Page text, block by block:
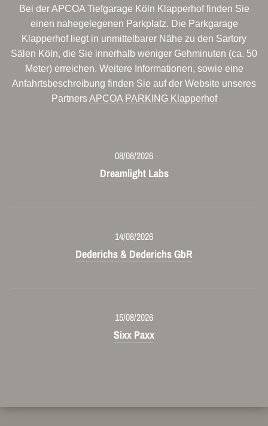
Bei der APCOA Tiefgarage Köln Klapperhof finden Sie
einen nahegelegenen Parkplatz. Die Parkgarage
Klapperhof liegt in unmittelbarer Nähe zu den Sartory
Sälen Köln, die Sie innerhalb weniger Gehminuten (ca. 50
Meter) erreichen. Weitere Informationen, sowie eine
Anfahrtsbeschreibung finden Sie auf der Website unseres
PartnersAPCOA PARKING Klapperhof
08/08/2026
Dreamlight Labs
14/08/2026
Dederichs & Dederichs GbR
15/08/2026
Sixx Paxx